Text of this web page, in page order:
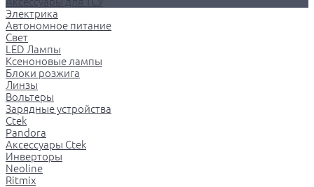
Электрика
Автономное питание
Свет
LED Лампы
Ксеноновые лампы
Блоки розжига
Линзы
Вольтеры
Зарядные устройства
Ctek
Pandora
Аксессуары Ctek
Инверторы
Neoline
Ritmix